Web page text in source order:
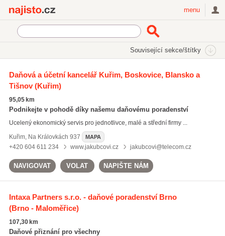
menu
Související sekce/štítky
daňová přiznání(4690)
externí vedení účetnictví
daňové poradenství
(5532)
Všechny související štítky
Daňová a účetní kancelář Kuřim, Boskovice, Blansko a
Tišnov(Kuřim)
95,05 km
Podnikejte v pohodě díky našemu daňovému poradenství
Ucelený ekonomický servis pro jednotlivce, malé a střední firmy ...
Kuřim, Na Královkách 937 MAPA
+420 604 611 234 www.jakubcovi.cz jakubcovi@telecom.cz
NAVIGOVAT VOLAT NAPIŠTE NÁM
Intaxa Partners s.r.o. - daňové poradenství Brno
(Brno - Maloměřice)
107,30 km
Daňové přiznání pro všechny